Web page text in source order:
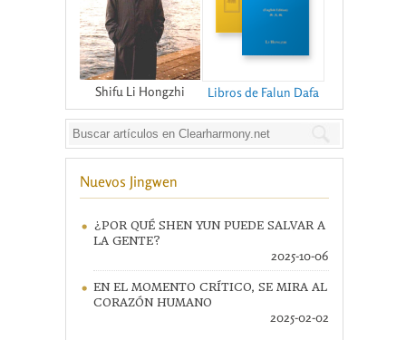
Shifu Li Hongzhi Libros de Falun Dafa
Nuevos Jingwen
¿POR QUÉ SHEN YUN PUEDE SALVAR A
LA GENTE?
2025-10-06
EN EL MOMENTO CRÍTICO, SE MIRA AL
CORAZÓN HUMANO
2025-02-02